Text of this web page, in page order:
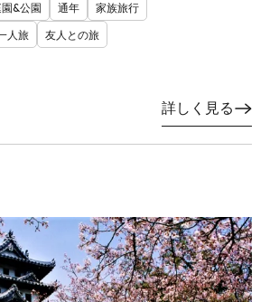
園&公園 通年
家族旅行
人旅 友人との旅
詳しく見る